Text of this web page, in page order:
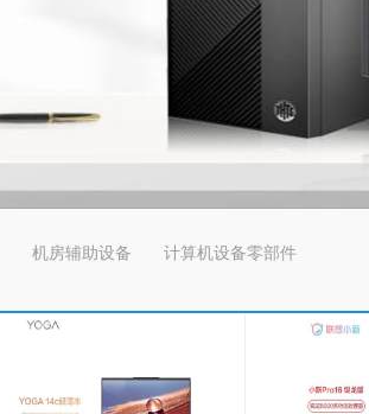
机房辅助设备 计算机设备零部件